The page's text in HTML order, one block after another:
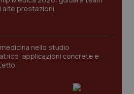
alte prestazioni
nello studio
applicazioni concrete e
CookieScript